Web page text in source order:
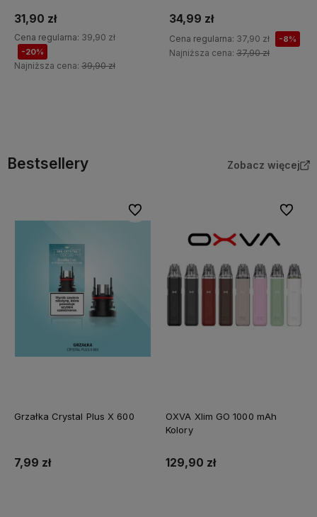
31,90 zł
Cena regularna: 39,90 zł
-20%
Najniższa cena: 39,90 zł
34,99 zł
Cena regularna: 37,90 zł -8%
Najniższa cena: 37,90 zł
Bestsellery Zobacz więcej
Grzałka Crystal Plus X 600
7,99 zł
Do ulubionych
OXVA Xlim GO 1000 mAh
Kolory
129,90 zł
Do